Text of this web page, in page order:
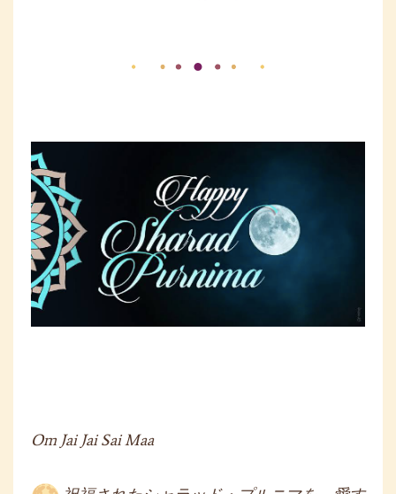
Om Jai Jai Sai Maa